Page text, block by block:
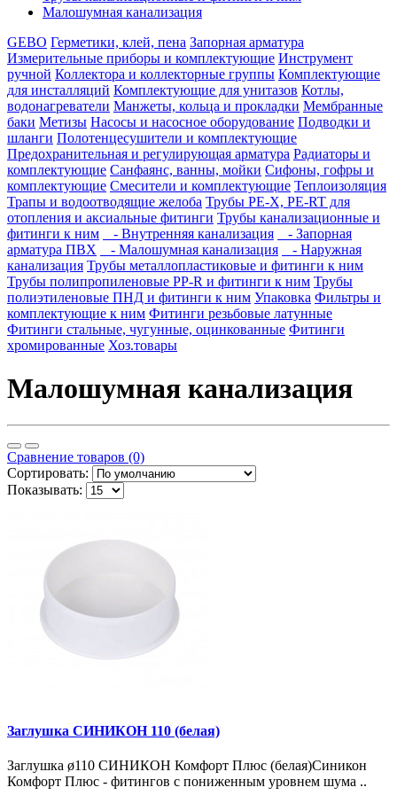
Малошумная канализация
GEBO Герметики, клей, пена Запорная арматура
Измерительные приборы и комплектующие Инструмент
ручной Коллектора и коллекторные группы Комплектующие
для инсталляций Комплектующие для унитазов Котлы,
водонагреватели Манжеты, кольца и прокладки Мембранные
баки Метизы Насосы и насосное оборудование Подводки и
шланги Полотенцесушители и комплектующие
Предохранительная и регулирующая арматура Радиаторы и
комплектующие Санфаянс, ванны, мойки Сифоны, гофры и
комплектующие Смесители и комплектующие Теплоизоляция
Трапы и водоотводящие желоба Трубы PE-X, PE-RT для
отопления и аксиальные фитинги Трубы канализационные и
фитинги к ним
- Внутренняя канализация
- Запорная
арматура ПВХ
- Малошумная канализация
- Наружная
канализация Трубы металлопластиковые и фитинги к ним
Трубы полипропиленовые PP-R и фитинги к ним Трубы
полиэтиленовые ПНД и фитинги к ним Упаковка Фильтры и
комплектующие к ним Фитинги резьбовые латунные
Фитинги стальные, чугунные, оцинкованные Фитинги
хромированные Хоз.товары
Малошумная канализация
Сравнение товаров (0)
Сортировать:
Показывать:
Заглушка СИНИКОН 110 (белая)
Заглушка ø110 СИНИКОН Комфорт Плюс (белая)Синикон
Комфорт Плюс - фитингов с пониженным уровнем шума ..